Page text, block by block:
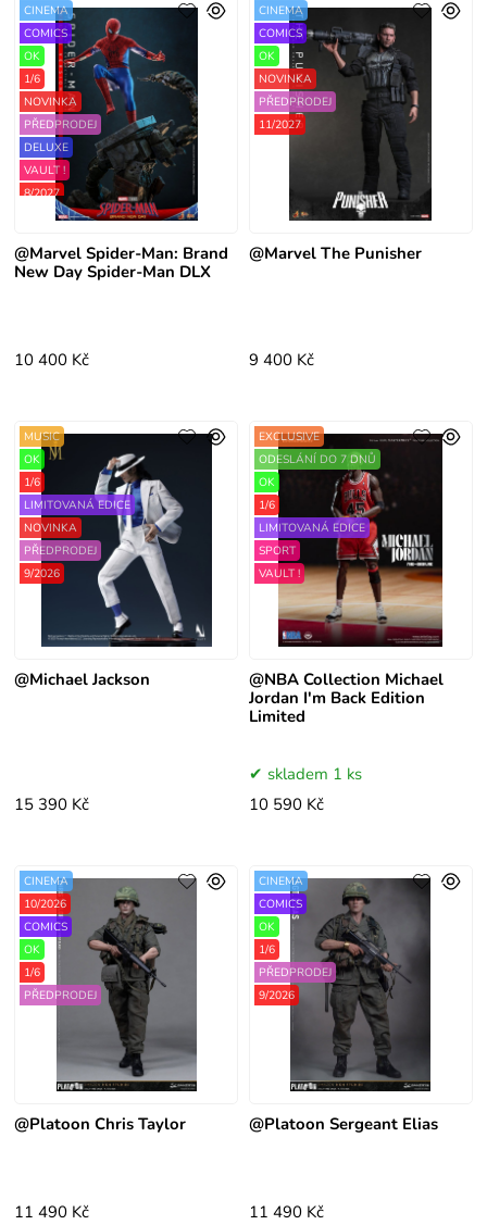
@Marvel Spider-Man: Brand
New Day Spider-Man DLX
CINEMA
COMICS
OK
1/6
NOVINKA
PŘEDPRODEJ
DELUXE
VAULT !
8/2027
10 400 Kč
@Marvel The Punisher
CINEMA
COMICS
OK
NOVINKA
PŘEDPRODEJ
11/2027
9 400 Kč
@Michael Jackson
MUSIC
OK
1/6
LIMITOVANÁ EDICE
NOVINKA
PŘEDPRODEJ
9/2026
15 390 Kč
@NBA Collection Michael
Jordan I'm Back Edition
Limited
EXCLUSIVE
ODESLÁNÍ DO 7 DNŮ
OK
1/6
LIMITOVANÁ EDICE
SPORT
VAULT !
skladem 1 ks
10 590 Kč
@Platoon Chris Taylor
CINEMA
10/2026
COMICS
OK
1/6
PŘEDPRODEJ
11 490 Kč
@Platoon Sergeant Elias
CINEMA
COMICS
OK
1/6
PŘEDPRODEJ
9/2026
11 490 Kč